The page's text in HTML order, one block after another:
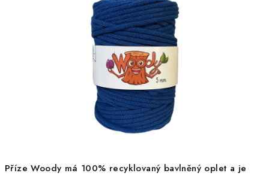
Příze Woody má 100% recyklovaný bavlněný oplet a je